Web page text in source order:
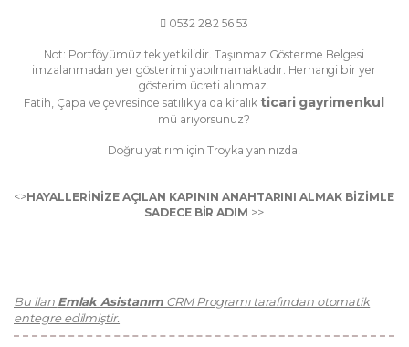
 0532 282 56 53
Not: Portföyümüz tek yetkilidir. Taşınmaz Gösterme Belgesi
imzalanmadan yer gösterimi yapılmamaktadır. Herhangi bir yer
gösterim ücreti alınmaz.
Fatih, Çapa ve çevresinde satılık ya da kiralık ticari gayrimenkul
mü arıyorsunuz?
Doğru yatırım için Troyka yanınızda!
<>HAYALLERİNİZE AÇILAN KAPININ ANAHTARINI ALMAK BİZİMLE
SADECE BİR ADIM >>
Bu ilan Emlak AsistanımCRM Programı tarafından otomatik
entegre edilmiştir.